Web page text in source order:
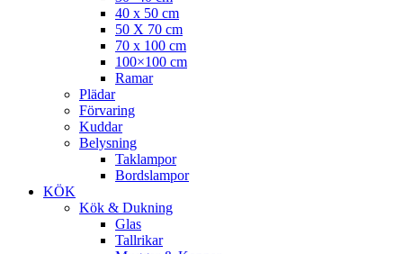
40 x 50 cm
50 X 70 cm
70 x 100 cm
100×100 cm
Ramar
Plädar
Förvaring
Kuddar
Belysning
Taklampor
Bordslampor
KÖK
Kök & Dukning
Glas
Tallrikar